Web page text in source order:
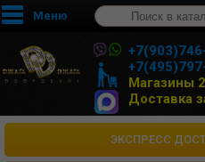
Меню
Магазины
Доставка
ЭКСПРЕСС